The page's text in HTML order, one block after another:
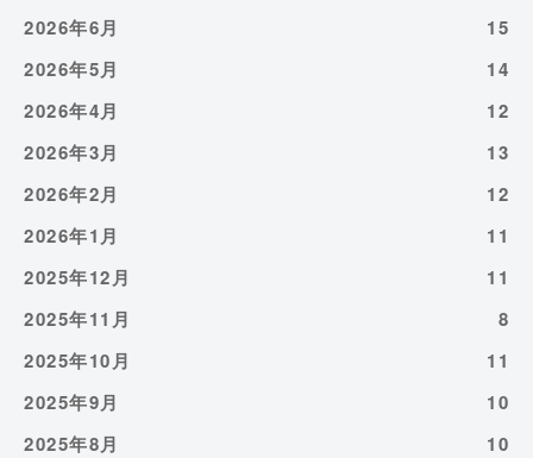
2026年6月
15
2026年5月
14
2026年4月
12
2026年3月
13
2026年2月
12
2026年1月
11
2025年12月
11
2025年11月
8
2025年10月
11
2025年9月
10
2025年8月
10